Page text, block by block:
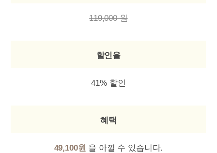
119,000 원
할인율
41% 할인
혜택
49,100원 을 아낄 수 있습니다.